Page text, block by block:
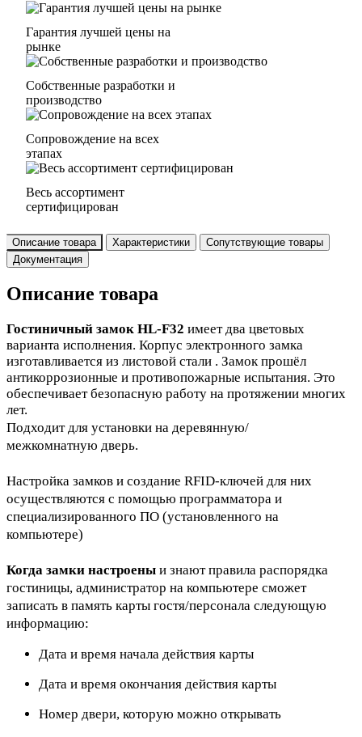
Гарантия лучшей цены на
рынке
Собственные разработки и
производство
Сопровождение на всех
этапах
Весь ассортимент
сертифицирован
Описание товара Характеристики
Сопутствующие товары
Документация
Описание товара
Гостиничный замок HL-F32 имеет два цветовых
варианта исполнения. Корпус электронного замка
изготавливается из листовой стали . Замок прошёл
антикоррозионные и противопожарные испытания. Это
обеспечивает безопасную работу на протяжении многих
лет.
Подходит для установки на деревянную/
межкомнатную дверь.
Настройка замков и создание RFID-ключей для них
осуществляются с помощью программатора и
специализированного ПО (установленного на
компьютере)
Когда замки настроены и знают правила распорядка
гостиницы, администратор на компьютере сможет
записать в память карты гостя/персонала следующую
информацию:
Дата и время начала действия карты
Дата и время окончания действия карты
Номер двери, которую можно открывать